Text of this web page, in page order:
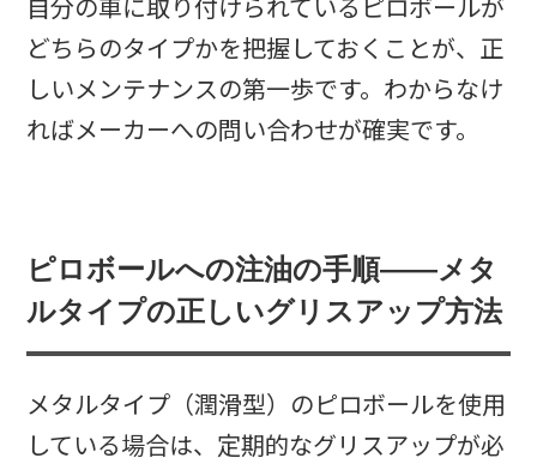
自分の車に取り付けられているピロボールが
どちらのタイプかを把握しておくことが、正
しいメンテナンスの第一歩です。わからなけ
ればメーカーへの問い合わせが確実です。
ピロボールへの注油の手順——メタ
ルタイプの正しいグリスアップ方法
メタルタイプ（潤滑型）のピロボールを使用
している場合は、定期的なグリスアップが必